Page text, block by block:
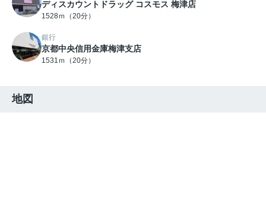
ディスカウントドラッグ コスモス 梅津店
1528ｍ（20分）
銀行
京都中央信用金庫梅津支店
1531ｍ（20分）
地図